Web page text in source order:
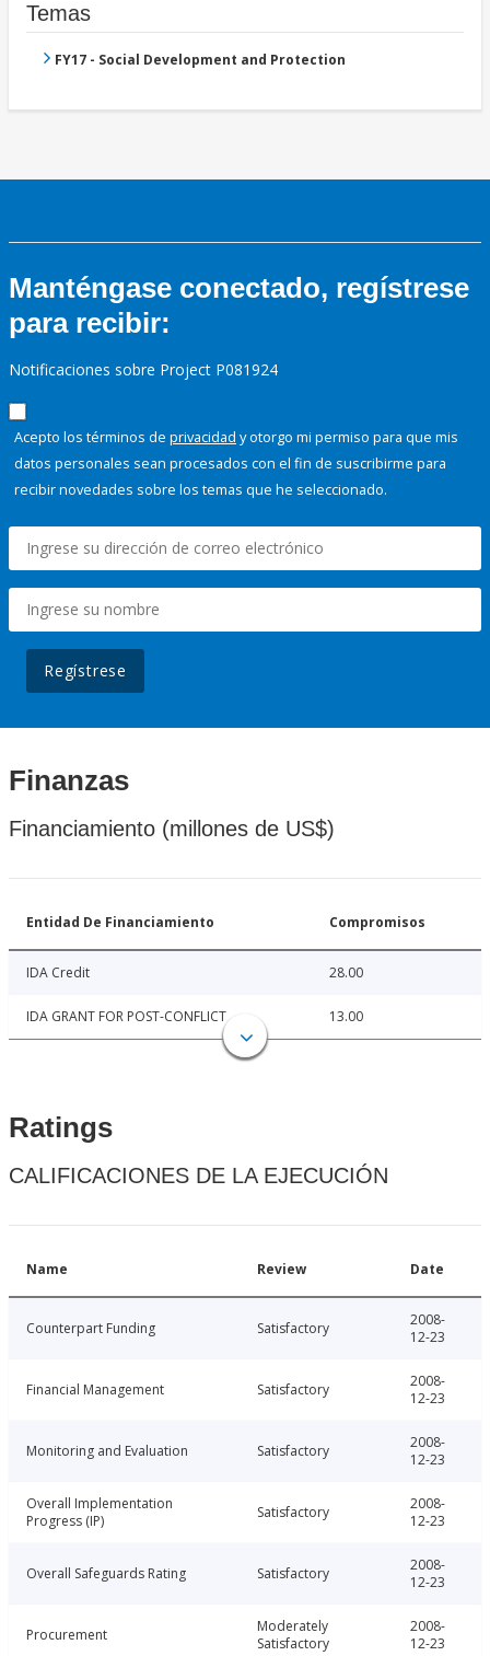
Temas
FY17 - Social Development and Protection
Manténgase conectado, regístrese
para recibir:
Notificaciones sobre Project P081924
Acepto los términos de privacidad y otorgo mi permiso para que mis
datos personales sean procesados con el fin de suscribirme para
recibir novedades sobre los temas que he seleccionado.
Regístrese
Finanzas
Financiamiento (millones de US$)
Entidad De Financiamiento Compromisos
IDA Credit 28.00
IDA GRANT FOR POST-CONFLICT 13.00
Ratings
CALIFICACIONES DE LA EJECUCIÓN
Name Review Date
Counterpart Funding Satisfactory
2008-
12-23
Financial Management Satisfactory
2008-
12-23
Monitoring and Evaluation Satisfactory
2008-
12-23
Overall Implementation
Progress (IP)
Satisfactory
2008-
12-23
Overall Safeguards Rating Satisfactory
2008-
12-23
Procurement
Moderately
Satisfactory
2008-
12-23